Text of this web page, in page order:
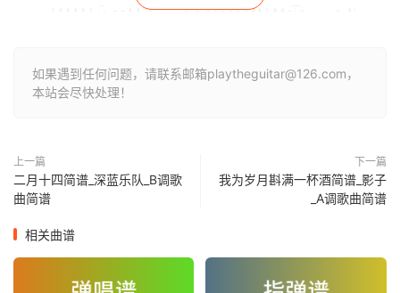
如果遇到任何问题，请联系邮箱playtheguitar@126.com，
本站会尽快处理！
上一篇
二月十四简谱_深蓝乐队_B调歌
曲简谱
下一篇
我为岁月斟满一杯酒简谱_影子
_A调歌曲简谱
相关曲谱